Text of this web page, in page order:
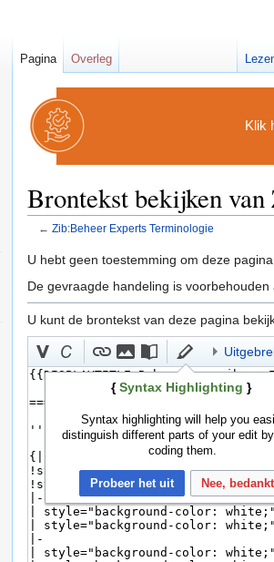
Klik
Brontekst bekijken
← Zib:Beheer Experts Terminologie
U hebt geen toestemming om deze
De gevraagde handeling is
U kunt de brontekst van deze pagina
Pagina Overleg
{Syntax Highlighting }
Syntax highlighting will help you
distinguish different parts of your edit
coding them.
Probeer het uit Nee, bedankt